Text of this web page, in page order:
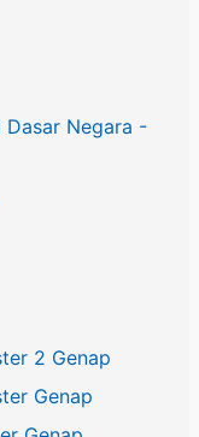
Dasar Negara -
2 Genap
Genap